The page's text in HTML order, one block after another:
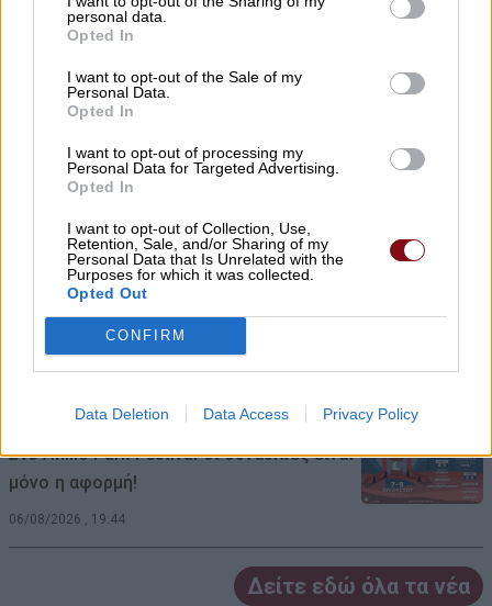
personal data.
Opted In
I want to opt-out of the Sale of my
Personal Data.
Opted In
I want to opt-out of processing my
Personal Data for Targeted Advertising.
Opted In
I want to opt-out of Collection, Use,
Retention, Sale, and/or Sharing of my
Personal Data that Is Unrelated with the
Purposes for which it was collected.
Opted Out
CONFIRM
Data Deletion Data Access Privacy Policy
δεκαετίες μετά το Concorde
06/08/2026 , 22:53
Χρ. Καπετάνος: Τιμή στη μεγάλη γιορτή
Δυνάμεις
06/08/2026 , 21:54
Αύριο Παρασκευή στο Δομένικο η κηδεία
του Αλκιβιάδη Χατζούλη
Στο Anilio Park Festival οι συναυλίες είναι
μόνο η αφορμή!
06/08/2026 , 19:44
Δείτε εδώ όλα τα νέα